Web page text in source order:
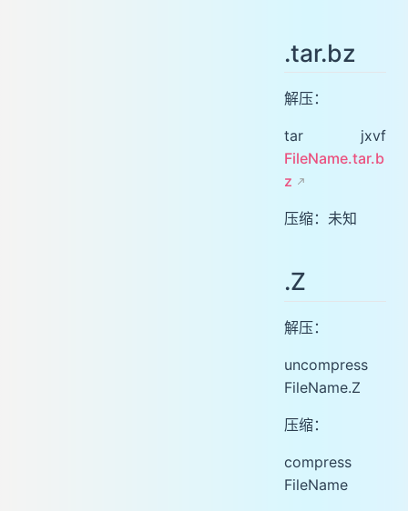
.tar.bz
解压：
tar jxvf
FileName.tar.b
z
压缩：未知
.Z
解压：
uncompress
FileName.Z
压缩：
compress
FileName